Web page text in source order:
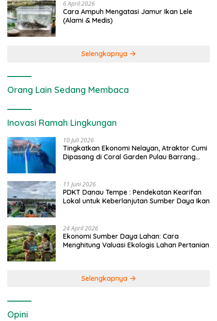
6 April 2026
Cara Ampuh Mengatasi Jamur Ikan Lele
(Alami & Medis)
Selengkapnya
Orang Lain Sedang Membaca
Inovasi Ramah Lingkungan
10 Juli 2026
Tingkatkan Ekonomi Nelayan, Atraktor Cumi
Dipasang di Coral Garden Pulau Barrang
11 Juni 2026
PDKT Danau Tempe : Pendekatan Kearifan
Lokal untuk Keberlanjutan Sumber Daya Ikan
24 April 2026
Ekonomi Sumber Daya Lahan: Cara
Menghitung Valuasi Ekologis Lahan Pertanian
Selengkapnya
Opini